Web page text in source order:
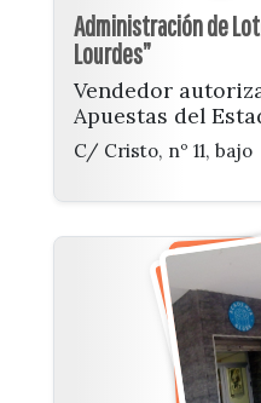
Administración de
Lourdes”
Vendedor
Apuestas del
C/ Cristo, nº 11, bajo